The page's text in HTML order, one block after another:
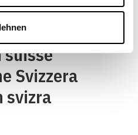
suisse
Svizzera
svizra